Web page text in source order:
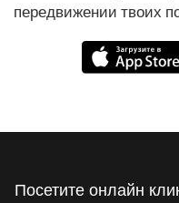
передвижении твоих
Посетите онлайн